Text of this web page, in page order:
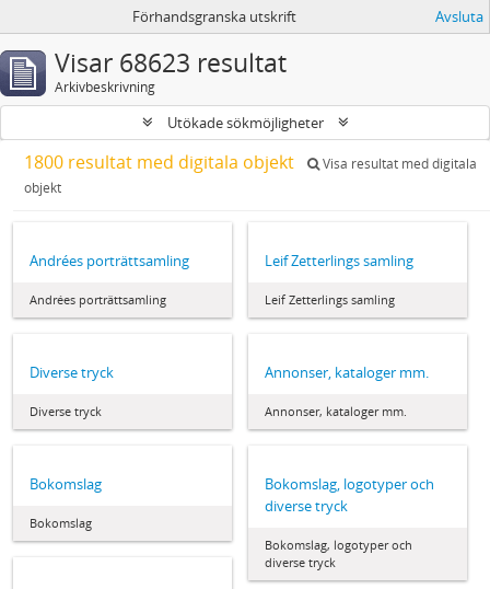
Förhandsgranska utskrift Avsluta
Visar 68623 resultat
Arkivbeskrivning
Utökade sökmöjligheter
1800 resultat med digitala objekt
Visa resultat med digitala
objekt
Andrées porträttsamling
Andrées porträttsamling
Leif Zetterlings samling
Leif Zetterlings samling
Diverse tryck
Diverse tryck
Annonser, kataloger mm.
Annonser, kataloger mm.
Bokomslag
Bokomslag
Bokomslag, logotyper och
diverse tryck
Bokomslag, logotyper och
diverse tryck